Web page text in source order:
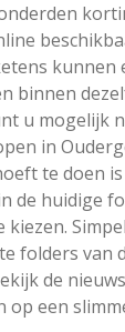
kunnen
binnen
u mogelijk
in
te doen
de huidige
folders van
de
op een